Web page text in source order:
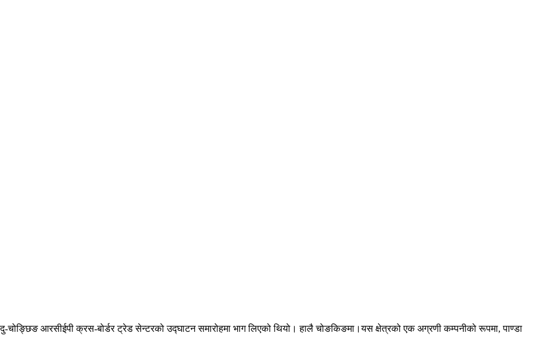
चोङ्छिङ आरसीईपी क्रस-बोर्डर ट्रेड सेन्टरको उद्घाटन समारोहमा भाग लिएको थियो। हालै चोङकिङमा।यस क्षेत्रको एक अग्रणी कम्पनीको रूपमा, पाण्डा